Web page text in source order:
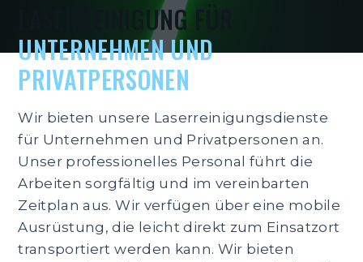
LASERREINIGUNG FÜR
UNTERNEHMEN UND
PRIVATPERSONEN
Wir bieten unsere Laserreinigungsdienste
für Unternehmen und Privatpersonen an.
Unser professionelles Personal führt die
Arbeiten sorgfältig und im vereinbarten
Zeitplan aus. Wir verfügen über eine mobile
Ausrüstung, die leicht direkt zum Einsatzort
transportiert werden kann. Wir bieten